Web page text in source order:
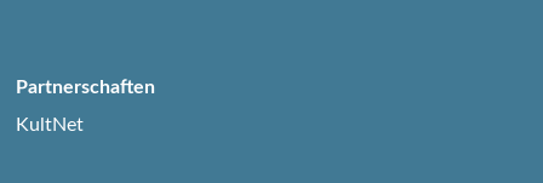
Partnerschaften
KultNet